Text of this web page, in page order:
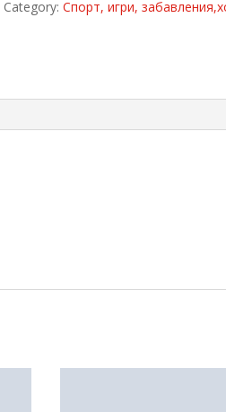
Category:Спорт, игри,